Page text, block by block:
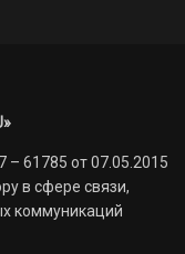
61785 от 07.05.2015
в сфере связи,
коммуникаций